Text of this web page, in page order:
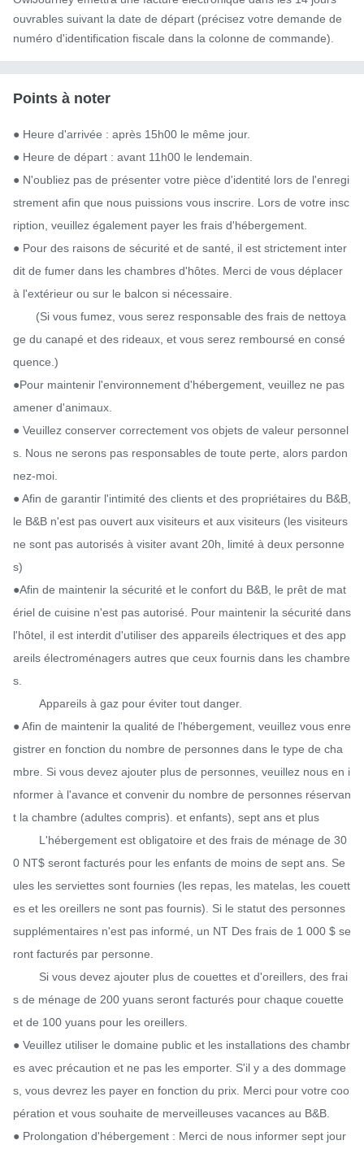
ouvrables suivant la date de départ (précisez votre demande de
numéro d'identification fiscale dans la colonne de commande).
Points à noter
● Heure d'arrivée : après 15h00 le même jour.
● Heure de départ : avant 11h00 le lendemain.
● N'oubliez pas de présenter votre pièce d'identité lors de l'enregi
strement afin que nous puissions vous inscrire. Lors de votre insc
ription, veuillez également payer les frais d'hébergement.
● Pour des raisons de sécurité et de santé, il est strictement inter
dit de fumer dans les chambres d'hôtes. Merci de vous déplacer
à l'extérieur ou sur le balcon si nécessaire.
ge du canapé et des rideaux, et vous serez remboursé en consé
quence.)
●Pour maintenir l'environnement d'hébergement, veuillez ne pas
amener d'animaux.
● Veuillez conserver correctement vos objets de valeur personnel
s. Nous ne serons pas responsables de toute perte, alors pardon
nez-moi.
● Afin de garantir l'intimité des clients et des propriétaires du B&B,
le B&B n'est pas ouvert aux visiteurs et aux visiteurs (les visiteurs
ne sont pas autorisés à visiter avant 20h, limité à deux personne
s)
●Afin de maintenir la sécurité et le confort du B&B, le prêt de mat
ériel de cuisine n'est pas autorisé. Pour maintenir la sécurité dans
l'hôtel, il est interdit d'utiliser des appareils électriques et des app
areils électroménagers autres que ceux fournis dans les chambre
s.
● Afin de maintenir la qualité de l'hébergement, veuillez vous enre
gistrer en fonction du nombre de personnes dans le type de cha
mbre. Si vous devez ajouter plus de personnes, veuillez nous en i
nformer à l'avance et convenir du nombre de personnes réservan
t la chambre (adultes compris). et enfants), sept ans et plus
0 NT$ seront facturés pour les enfants de moins de sept ans. Se
ules les serviettes sont fournies (les repas, les matelas, les couett
es et les oreillers ne sont pas fournis). Si le statut des personnes
supplémentaires n'est pas informé, un NT Des frais de 1 000 $ se
ront facturés par personne.
s de ménage de 200 yuans seront facturés pour chaque couette
et de 100 yuans pour les oreillers.
● Veuillez utiliser le domaine public et les installations des chambr
es avec précaution et ne pas les emporter. S'il y a des dommage
s, vous devrez les payer en fonction du prix. Merci pour votre coo
pération et vous souhaite de merveilleuses vacances au B&B.
● Prolongation d'hébergement : Merci de nous informer sept jour